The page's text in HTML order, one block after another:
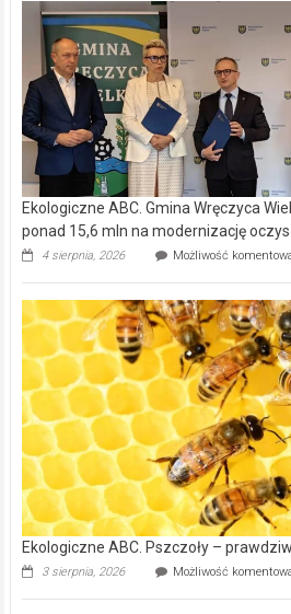
Ekologiczne ABC. Gmina Wręczyca
ponad 15,6 mln na modernizację
4 sierpnia, 2026 Możliwość
Ekologiczne ABC. Pszczoły –
3 sierpnia, 2026 Możliwość